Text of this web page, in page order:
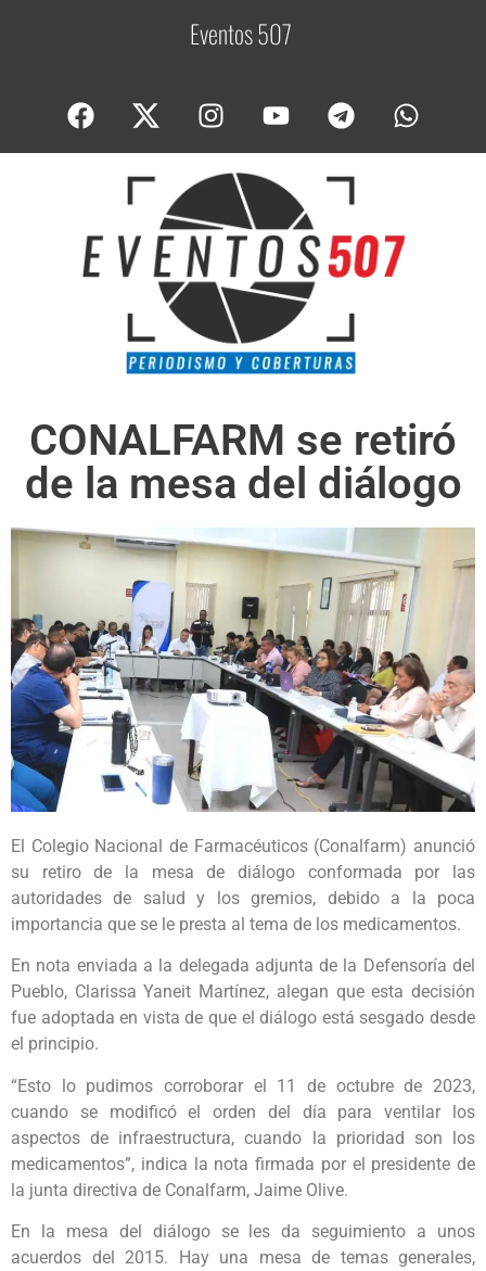
Eventos 507C
CONALFARM se retiró
de la mesa del diálogo
El Colegio Nacional de Farmacéuticos (Conalfarm) anunció
su retiro de la mesa de diálogo conformada por las
autoridades de salud y los gremios, debido a la poca
importancia que se le presta al tema de los medicamentos.
En nota enviada a la delegada adjunta de la Defensoría del
Pueblo, Clarissa Yaneit Martínez, alegan que esta decisión
fue adoptada en vista de que el diálogo está sesgado desde
el principio.
“Esto lo pudimos corroborar el 11 de octubre de 2023,
cuando se modificó el orden del día para ventilar los
aspectos de infraestructura, cuando la prioridad son los
medicamentos”, indica la nota firmada por el presidente de
la junta directiva de Conalfarm, Jaime Olive.
En la mesa del diálogo se les da seguimiento a unos
acuerdos del 2015. Hay una mesa de temas generales,